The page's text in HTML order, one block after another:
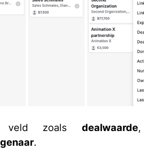
veld zoals dealwaarde
.